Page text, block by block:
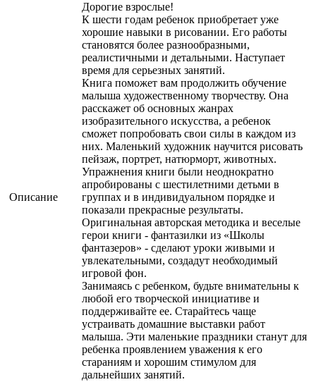
Описание
Дорогие взрослые!
К шести годам ребенок приобретает уже
хорошие навыки в рисовании. Его работы
становятся более разнообразными,
реалистичными и детальными. Наступает
время для серьезных занятий.
Книга поможет вам продолжить обучение
малыша художественному творчеству. Она
расскажет об основных жанрах
изобразительного искусства, а ребенок
сможет попробовать свои силы в каждом из
них. Маленький художник научится рисовать
пейзаж, портрет, натюрморт, животных.
Упражнения книги были неоднократно
апробированы с шестилетними детьми в
группах и в индивидуальном порядке и
показали прекрасные результаты.
Оригинальная авторская методика и веселые
герои книги - фантазилки из «Школы
фантазеров» - сделают уроки живыми и
увлекательными, создадут необходимый
игровой фон.
Занимаясь с ребенком, будьте внимательны к
любой его творческой инициативе и
поддерживайте ее. Старайтесь чаще
устраивать домашние выставки работ
малыша. Эти маленькие праздники станут для
ребенка проявлением уважения к его
стараниям и хорошим стимулом для
дальнейших занятий.